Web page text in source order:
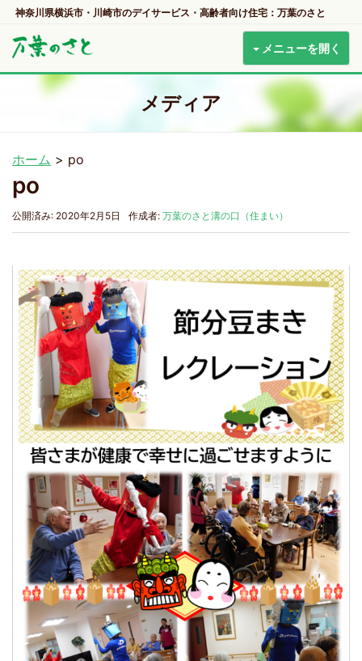
神奈川県横浜市・川崎市のデイサービス・高齢者向け住宅：万葉のさと
メニューを開く
メディア
ホーム > po
po
公開済み: 2020年2月5日 作成者: 万葉のさと溝の口（住まい）